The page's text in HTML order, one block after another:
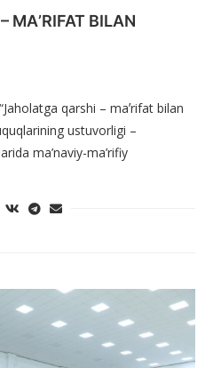
MAʼRIFAT BILAN
qarshi – maʼrifat bilan
ustuvorligi –
ma’naviy-ma’rifiy